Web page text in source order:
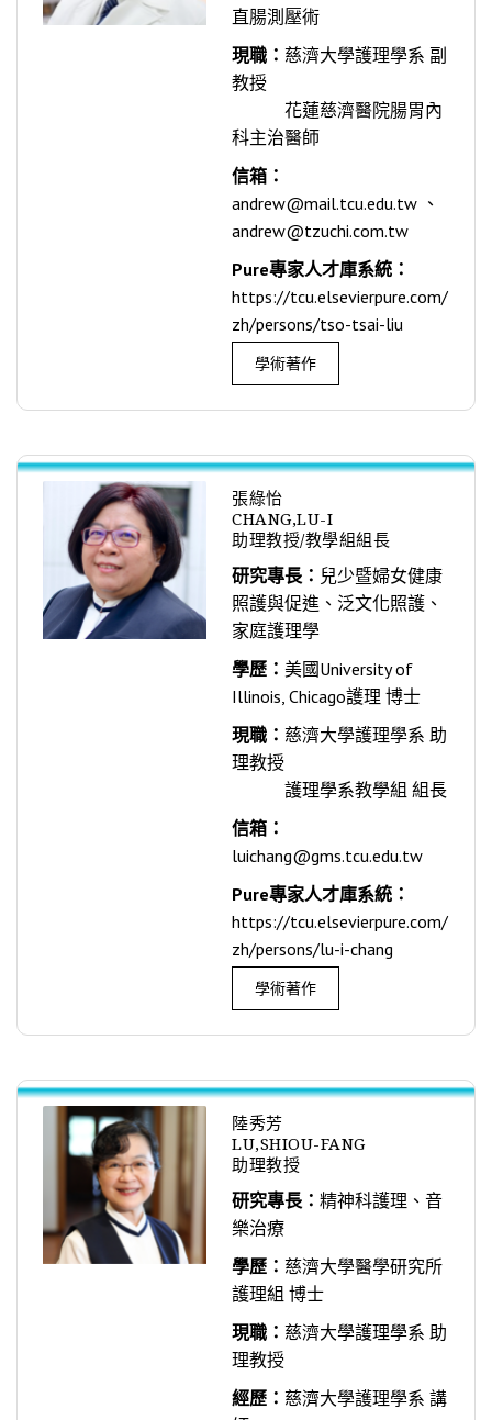
直腸測壓術
現職： 慈濟大學護理學系 副
教授
花蓮慈濟醫院腸胃內
科主治醫師
信箱：
andrew@mail.tcu.edu.tw 、
andrew@tzuchi.com.tw
Pure專家人才庫系統：
https://tcu.elsevierpure.com/
zh/persons/tso-tsai-liu
學術著作
張綠怡
CHANG,LU-I
助理教授/教學組組長
研究專長： 兒少暨婦女健康
照護與促進、泛文化照護、
家庭護理學
學歷： 美國University of
Illinois, Chicago護理 博士
現職： 慈濟大學護理學系 助
理教授
護理學系教學組 組長
信箱：
luichang@gms.tcu.edu.tw
Pure專家人才庫系統：
https://tcu.elsevierpure.com/
zh/persons/lu-i-chang
學術著作
陸秀芳
LU,SHIOU-FANG
助理教授
研究專長： 精神科護理、音
樂治療
學歷： 慈濟大學醫學研究所
護理組 博士
現職： 慈濟大學護理學系 助
理教授
經歷： 慈濟大學護理學系 講